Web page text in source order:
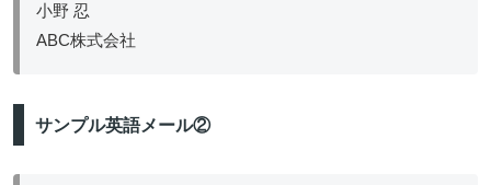
小野 忍
ABC株式会社
サンプル英語メール②